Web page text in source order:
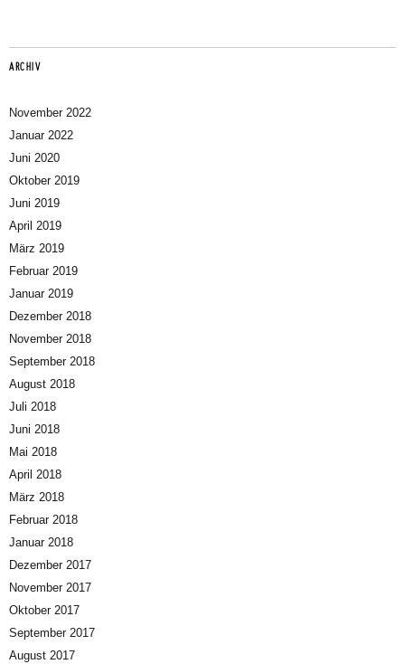
ARCHIV
November 2022
Januar 2022
Juni 2020
Oktober 2019
Juni 2019
April 2019
März 2019
Februar 2019
Januar 2019
Dezember 2018
November 2018
September 2018
August 2018
Juli 2018
Juni 2018
Mai 2018
April 2018
März 2018
Februar 2018
Januar 2018
Dezember 2017
November 2017
Oktober 2017
September 2017
August 2017